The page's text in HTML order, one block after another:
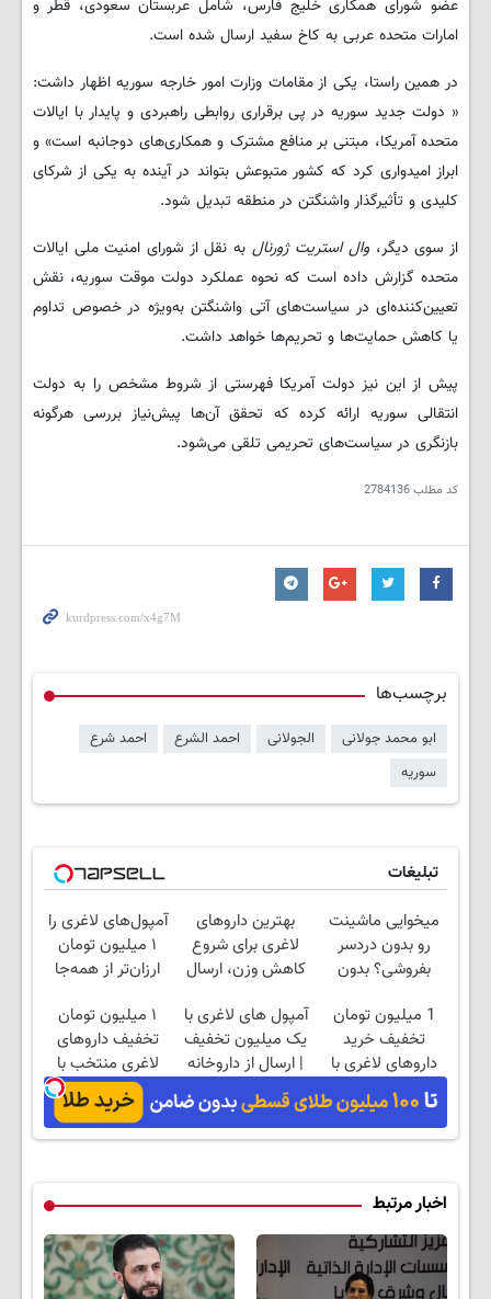
عضو شورای همکاری خلیج فارس، شامل عربستان سعودی، قطر و
امارات متحده عربی به کاخ سفید ارسال شده است.
در همین راستا، یکی از مقامات وزارت امور خارجه سوریه اظهار داشت:
« دولت جدید سوریه در پی برقراری روابطی راهبردی و پایدار با ایالات
متحده آمریکا، مبتنی بر منافع مشترک و همکاری‌های دوجانبه است» و
ابراز امیدواری کرد که کشور متبوعش بتواند در آینده به یکی از شرکای
کلیدی و تأثیرگذار واشنگتن در منطقه تبدیل شود.
از سوی دیگر، وال استریت ژورنال به نقل از شورای امنیت ملی ایالات
متحده گزارش داده است که نحوه عملکرد دولت موقت سوریه، نقش
تعیین‌کننده‌ای در سیاست‌های آتی واشنگتن به‌ویژه در خصوص تداوم
یا کاهش حمایت‌ها و تحریم‌ها خواهد داشت.
پیش از این نیز دولت آمریکا فهرستی از شروط مشخص را به دولت
انتقالی سوریه ارائه کرده که تحقق آن‌ها پیش‌نیاز بررسی هرگونه
بازنگری در سیاست‌های تحریمی تلقی می‌شود.
کد مطلب2784136
برچسب‌ها
ابو محمد جولانی الجولانی احمد الشرع
احمد شرع
سوریه
تبلیغات
میخوایی ماشینت
رو بدون دردسر
بفروشی؟ بدون
بهترین داروهای
لاغری برای شروع
کاهش وزن، ارسال
نزدیکت!
آمپول‌های لاغری را
۱ میلیون تومان
ارزان‌تر از همه‌جا
1 میلیون تومان
تخفیف خرید
داروهای لاغری با
ارسال از داروخانه و
پک یخ!
آمپول های لاغری با
یک میلیون تخفیف
| ارسال از داروخانه
های معتبر
۱ میلیون تومان
تخفیف داروهای
لاغری منتخب با
ارسال از داروخانه
نزدیکت
اخبار مرتبط